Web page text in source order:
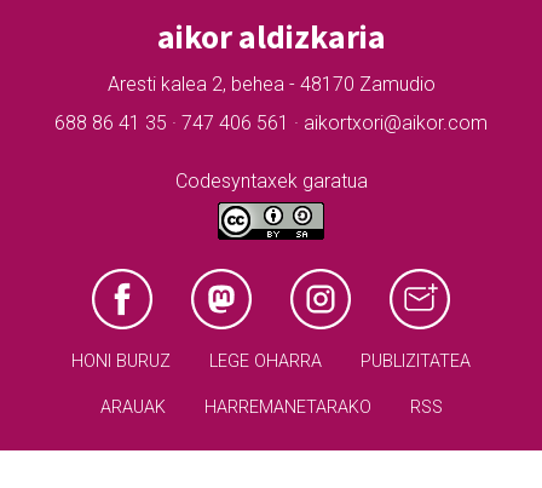
aikor aldizkaria
Aresti kalea 2, behea - 48170 Zamudio
688 86 41 35 · 747 406 561 · aikortxori@aikor.com
Codesyntaxek garatua
HONI BURUZ LEGE OHARRA PUBLIZITATEA
ARAUAK HARREMANETARAKO RSS